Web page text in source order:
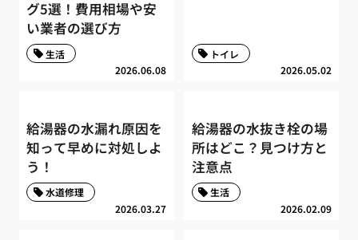
グ5選！費用相場や安
い業者の選び方
2026.06.08
生活
2026.05.02
トイレ
給湯器の水漏れ原因を
知って早めに対処しよ
う！
2026.03.27
水道修理
給湯器の水抜き栓の場
所はどこ？見つけ方と
注意点
2026.02.09
生活